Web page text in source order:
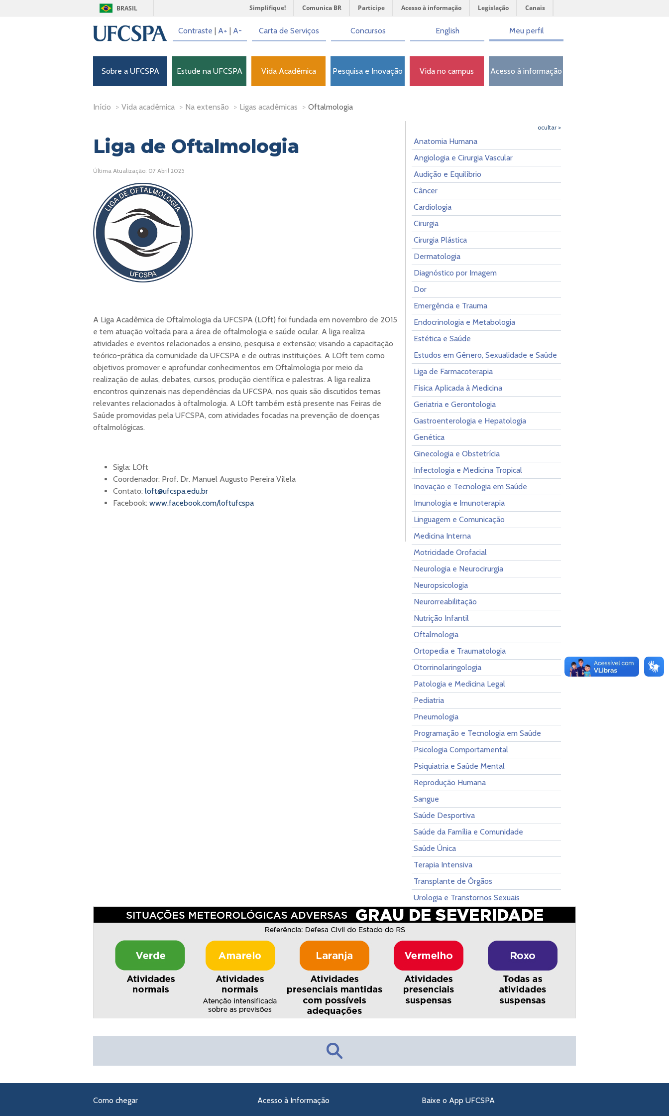
BRASIL Simplifique! Comunica BR Participe Acesso à informação Legislação Canais
Contraste | A+ | A- Carta de Serviços Concursos English Meu perfil
Sobre a UFCSPA Estude na UFCSPA Vida Acadêmica Pesquisa e Inovação Vida no campus Acesso à informação
Início > Vida acadêmica > Na extensão > Ligas acadêmicas > Oftalmologia
Liga de Oftalmologia
Última Atualização: 07 Abril 2025
A Liga Acadêmica de Oftalmologia da UFCSPA (LOft) foi fundada em novembro de 2015
e tem atuação voltada para a área de oftalmologia e saúde ocular. A liga realiza
atividades e eventos relacionados a ensino, pesquisa e extensão; visando a capacitação
teórico-prática da comunidade da UFCSPA e de outras instituições. A LOft tem como
objetivos promover e aprofundar conhecimentos em Oftalmologia por meio da
realização de aulas, debates, cursos, produção científica e palestras. A liga realiza
encontros quinzenais nas dependências da UFCSPA, nos quais são discutidos temas
relevantes relacionados à oftalmologia. A LOft também está presente nas Feiras de
Saúde promovidas pela UFCSPA, com atividades focadas na prevenção de doenças
oftalmológicas.
Sigla: LOft
Coordenador: Prof. Dr. Manuel Augusto Pereira Vilela
Contato: loft@ufcspa.edu.br
Facebook: www.facebook.com/loftufcspa
ocultar >
Anatomia Humana
Angiologia e Cirurgia Vascular
Audição e Equilíbrio
Câncer
Cardiologia
Cirurgia
Cirurgia Plástica
Dermatologia
Diagnóstico por Imagem
Dor
Emergência e Trauma
Endocrinologia e Metabologia
Estética e Saúde
Estudos em Gênero, Sexualidade e Saúde
Liga de Farmacoterapia
Física Aplicada à Medicina
Geriatria e Gerontologia
Gastroenterologia e Hepatologia
Genética
Ginecologia e Obstetrícia
Infectologia e Medicina Tropical
Inovação e Tecnologia em Saúde
Imunologia e Imunoterapia
Linguagem e Comunicação
Medicina Interna
Motricidade Orofacial
Neurologia e Neurocirurgia
Neuropsicologia
Neurorreabilitação
Nutrição Infantil
Oftalmologia
Ortopedia e Traumatologia
Otorrinolaringologia
Patologia e Medicina Legal
Pediatria
Pneumologia
Programação e Tecnologia em Saúde
Psicologia Comportamental
Psiquiatria e Saúde Mental
Reprodução Humana
Sangue
Saúde Desportiva
Saúde da Família e Comunidade
Saúde Única
Terapia Intensiva
Transplante de Órgãos
Urologia e Transtornos Sexuais
Como chegar Acesso à Informação Baixe o App UFCSPA